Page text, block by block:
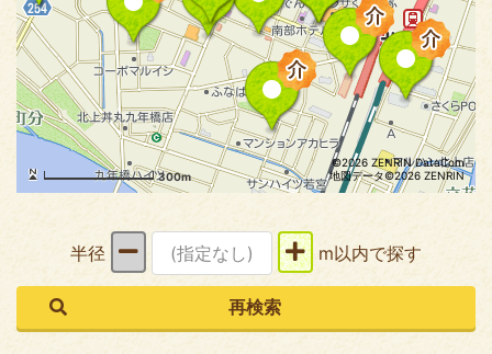
300m
©2026 ZENRIN DataCom
地図データ©2026 ZENRIN
半径 m以内で探す